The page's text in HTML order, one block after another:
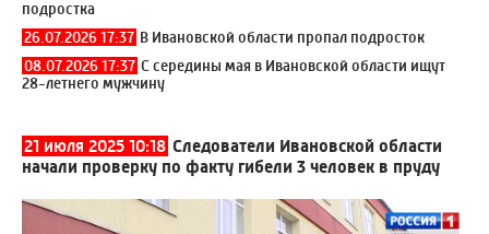
подростка
26.07.2026 17:37 В Ивановской области пропал подросток
08.07.2026 17:37 С середины мая в Ивановской области ищут
28-летнего мужчину
21 июля 2025 10:18 Следователи Ивановской области
начали проверку по факту гибели 3 человек в пруду